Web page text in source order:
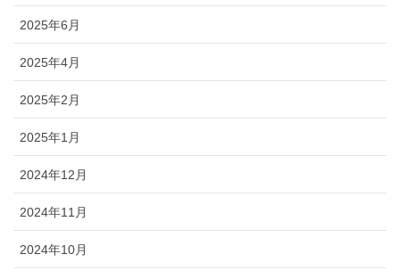
2025年6月
2025年4月
2025年2月
2025年1月
2024年12月
2024年11月
2024年10月